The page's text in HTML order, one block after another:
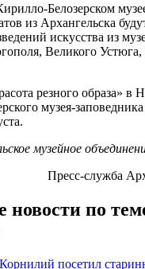
Белозерском
из Архангельска
искусства из
Великого Устюга,
резного образа» в
музея-заповедника
музейное
Пресс-служба
новости по